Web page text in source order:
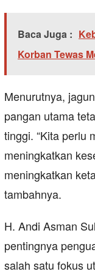
Baca Juga :
Korban Tewas
Menurutnya,
pangan utama
tinggi. “Kita perlu
meningkatkan
meningkatkan
tambahnya.
H. Andi Asman
pentingnya
salah satu fokus